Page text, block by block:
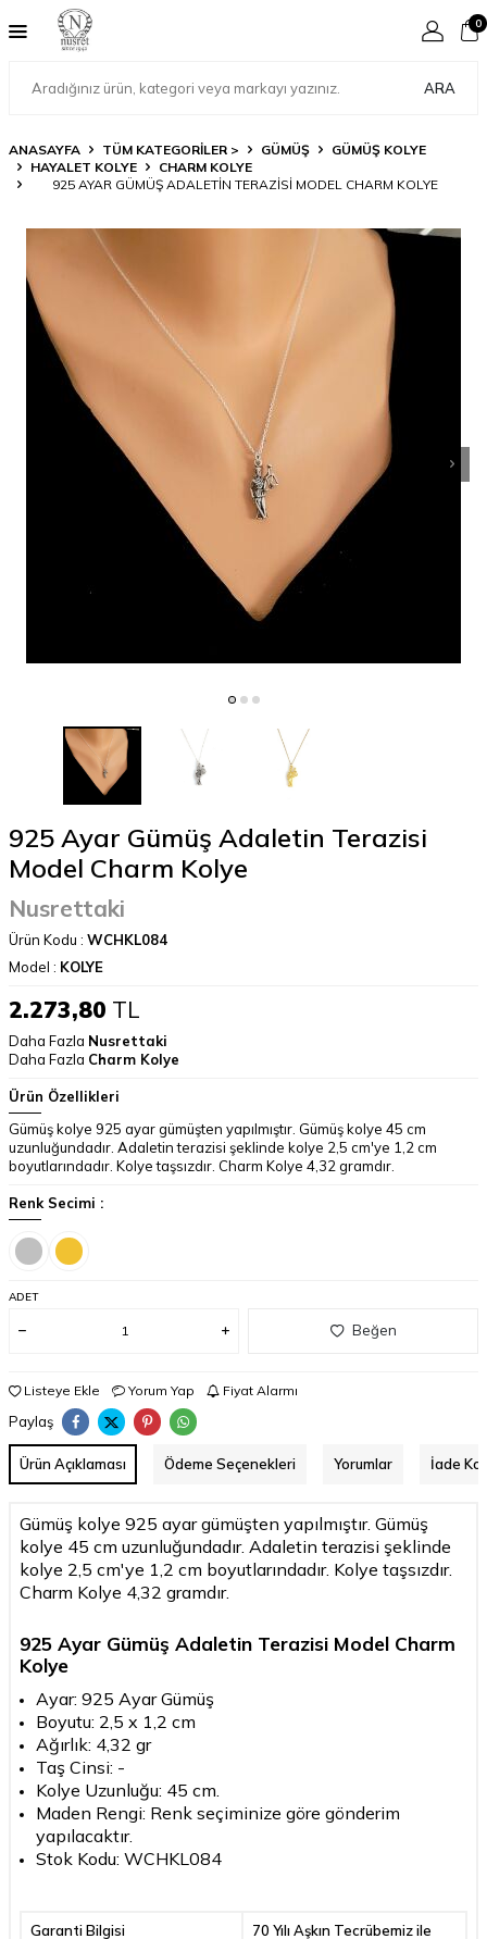
ARA
0
ANASAYFA TÜM KATEGORİLER > GÜMÜŞ
GÜMÜŞ KOLYE
HAYALET KOLYE
CHARM KOLYE
925 AYAR GÜMÜŞ ADALETIN TERAZISI MODEL CHARM KOLYE
925 Ayar Gümüş Adaletin Terazisi
Model Charm Kolye
Nusrettaki
Ürün Kodu : WCHKL084
Model : KOLYE
2.273,80 TL
Daha Fazla Nusrettaki
Daha Fazla Charm Kolye
Ürün Özellikleri
Gümüş kolye 925 ayar gümüşten yapılmıştır. Gümüş kolye 45 cm
uzunluğundadır. Adaletin terazisi şeklinde kolye 2,5 cm'ye 1,2 cm
boyutlarındadır. Kolye taşsızdır. Charm Kolye 4,32 gramdır.
Renk Secimi :
ADET
Beğen
Listeye Ekle Yorum Yap Fiyat Alarmı
Paylaş
Ürün Açıklaması Ödeme Seçenekleri Yorumlar İade
Gümüş kolye 925 ayar gümüşten yapılmıştır. Gümüş
kolye 45 cm uzunluğundadır. Adaletin terazisi şeklinde
kolye 2,5 cm'ye 1,2 cm boyutlarındadır. Kolye taşsızdır.
Charm Kolye 4,32 gramdır.
925 Ayar Gümüş Adaletin Terazisi Model Charm
Kolye
Ayar: 925 Ayar Gümüş
Boyutu: 2,5 x 1,2 cm
Ağırlık: 4,32 gr
Taş Cinsi: -
Kolye Uzunluğu: 45 cm.
Maden Rengi: Renk seçiminize göre gönderim
yapılacaktır.
Stok Kodu: WCHKL084
Garanti Bilgisi
70 Yılı Aşkın Tecrübemiz ile